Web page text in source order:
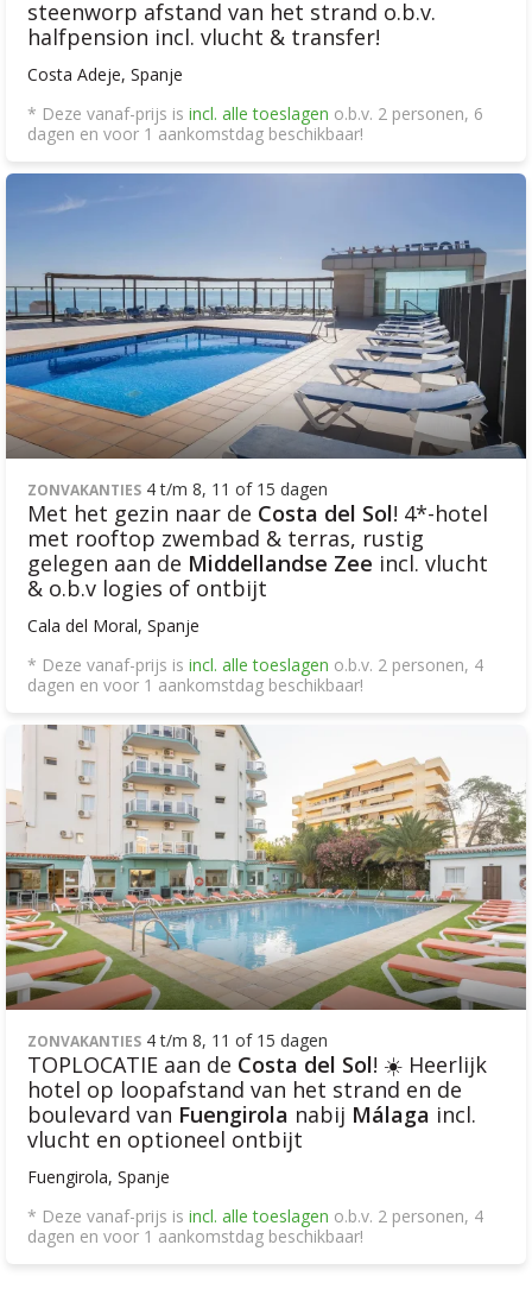
steenworp afstand van het strand o.b.v.
halfpension incl. vlucht & transfer!
Costa Adeje, Spanje
* Deze vanaf-prijs is incl. alle toeslagen o.b.v. 2 personen, 6
dagen en voor 1 aankomstdag beschikbaar!
ZONVAKANTIES 4 t/m 8, 11 of 15 dagen
Met het gezin naar de Costa del Sol! 4*-hotel
met rooftop zwembad & terras, rustig
gelegen aan de Middellandse Zee incl. vlucht
& o.b.v logies of ontbijt
Cala del Moral, Spanje
* Deze vanaf-prijs is incl. alle toeslagen o.b.v. 2 personen, 4
dagen en voor 1 aankomstdag beschikbaar!
ZONVAKANTIES 4 t/m 8, 11 of 15 dagen
TOPLOCATIE aan de Costa del Sol! ☀️ Heerlijk
hotel op loopafstand van het strand en de
boulevard van Fuengirola nabij Málaga incl.
vlucht en optioneel ontbijt
Fuengirola, Spanje
* Deze vanaf-prijs is incl. alle toeslagen o.b.v. 2 personen, 4
dagen en voor 1 aankomstdag beschikbaar!